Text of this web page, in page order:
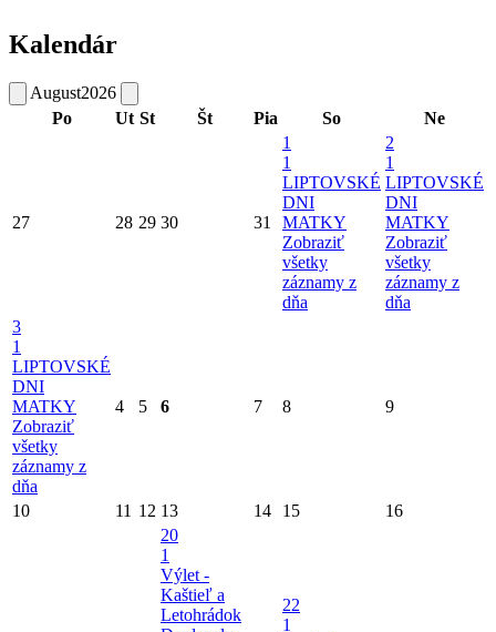
Kalendár
August2026
Po
Ut St Št Pia So Ne
27 28 29 30 31
1
1
LIPTOVSKÉ
DNI
MATKY
Zobraziť
všetky
záznamy z
dňa
2
1
LIPTOVSKÉ
DNI
MATKY
Zobraziť
všetky
záznamy z
dňa
3
1
LIPTOVSKÉ
DNI
MATKY
Zobraziť
všetky
záznamy z
dňa
4 5 6 7 8 9
10 11 12 13 14 15 16
20
1
Výlet -
Kaštieľ a
Letohrádok
22
1